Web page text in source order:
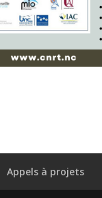
Appels à projets